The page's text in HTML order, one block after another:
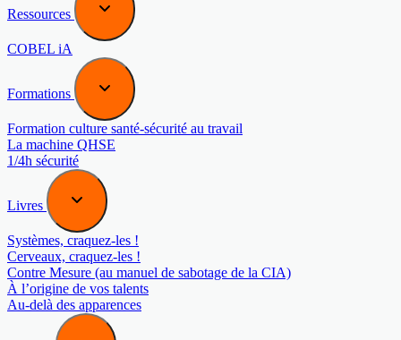
Ressources
COBEL iA
Formations
Formation culture santé-sécurité au travail
La machine QHSE
1/4h sécurité
Livres
Systèmes, craquez-les !
Cerveaux, craquez-les !
Contre Mesure (au manuel de sabotage de la CIA)
À l’origine de vos talents
Au-delà des apparences